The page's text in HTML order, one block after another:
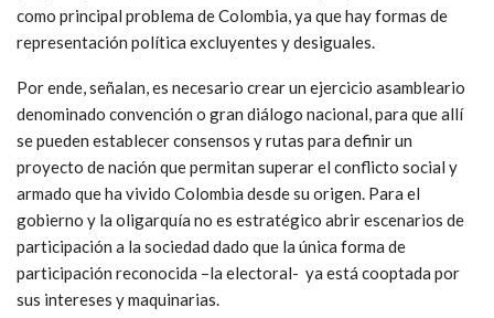
como principal problema de Colombia, ya que hay formas de
representación política excluyentes y desiguales.
Por ende, señalan, es necesario crear un ejercicio asambleario
denominado convención o gran diálogo nacional, para que allí
se pueden establecer consensos y rutas para definir un
proyecto de nación que permitan superar el conflicto social y
armado que ha vivido Colombia desde su origen. Para el
gobierno y la oligarquía no es estratégico abrir escenarios de
participación a la sociedad dado que la única forma de
participación reconocida –la electoral- ya está cooptada por
sus intereses y maquinarias.